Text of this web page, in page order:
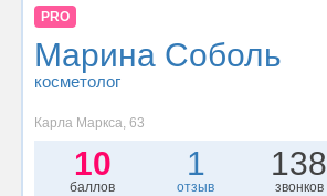
PRO
Марина Соболь
косметолог
Карла Маркса, 63
10
баллов
1
отзыв
138
звонков